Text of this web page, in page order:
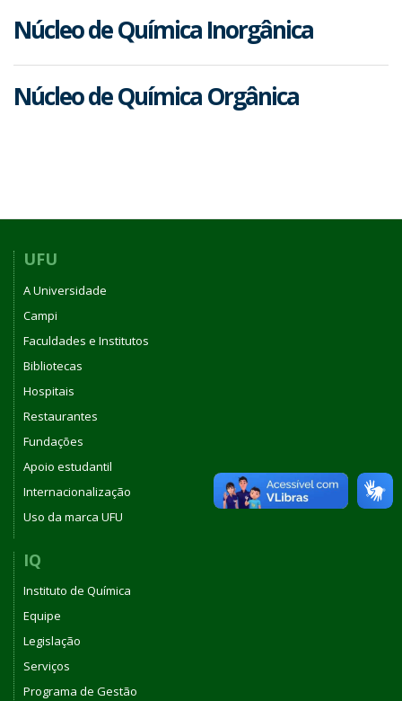
Núcleo de Química Inorgânica
Núcleo de Química Orgânica
UFU
A Universidade
Campi
Faculdades e Institutos
Bibliotecas
Hospitais
Restaurantes
Fundações
Apoio estudantil
Internacionalização
Uso da marca UFU
IQ
Instituto de Química
Equipe
Legislação
Serviços
Programa de Gestão